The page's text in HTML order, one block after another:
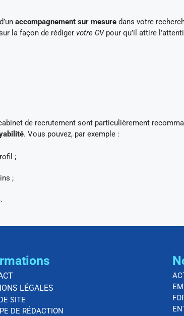
accompagnement sur mesure dans votre
la façon de rédiger votre CVpour qu’il attire
de recrutement sont particulièrement
. Vous pouvez, par exemple :
;
;
LÉGALES
SITE
DE RÉDACTION